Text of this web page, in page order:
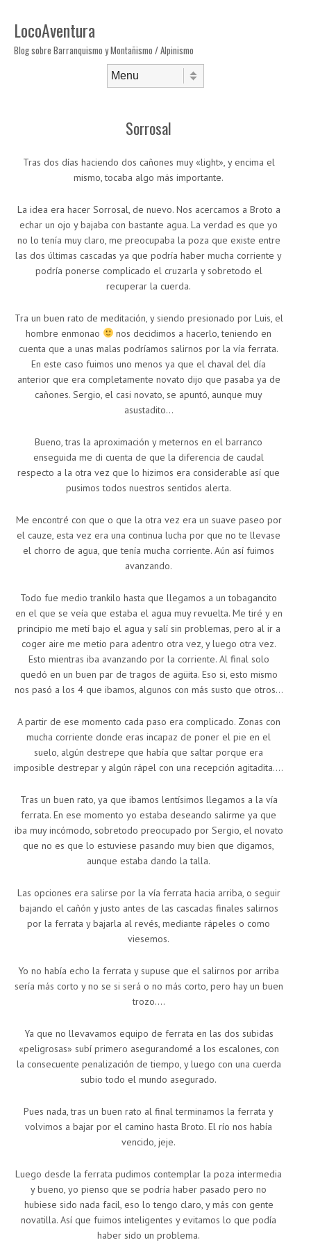
LocoAventura
Blog sobre Barranquismo y Montañismo / Alpinismo
Sorrosal
Tras dos días haciendo dos cañones muy «light», y encima el
mismo, tocaba algo más importante.
La idea era hacer Sorrosal, de nuevo. Nos acercamos a Broto a
echar un ojo y bajaba con bastante agua. La verdad es que yo
no lo tenía muy claro, me preocupaba la poza que existe entre
las dos últimas cascadas ya que podría haber mucha corriente y
podría ponerse complicado el cruzarla y sobretodo el
recuperar la cuerda.
Tra un buen rato de meditación, y siendo presionado por Luis, el
hombre enmonao
nos decidimos a hacerlo, teniendo en
cuenta que a unas malas podríamos salirnos por la vía ferrata.
En este caso fuimos uno menos ya que el chaval del día
anterior que era completamente novato dijo que pasaba ya de
cañones. Sergio, el casi novato, se apuntó, aunque muy
asustadito…
Bueno, tras la aproximación y meternos en el barranco
enseguida me di cuenta de que la diferencia de caudal
respecto a la otra vez que lo hizimos era considerable así que
pusimos todos nuestros sentidos alerta.
Me encontré con que o que la otra vez era un suave paseo por
el cauze, esta vez era una continua lucha por que no te llevase
el chorro de agua, que tenía mucha corriente. Aún así fuimos
avanzando.
Todo fue medio trankilo hasta que llegamos a un tobagancito
en el que se veía que estaba el agua muy revuelta. Me tiré y en
principio me metí bajo el agua y salí sin problemas, pero al ir a
coger aire me metio para adentro otra vez, y luego otra vez.
Esto mientras iba avanzando por la corriente. Al final solo
quedó en un buen par de tragos de agüita. Eso si, esto mismo
nos pasó a los 4 que ibamos, algunos con más susto que otros…
A partir de ese momento cada paso era complicado. Zonas con
mucha corriente donde eras incapaz de poner el pie en el
suelo, algún destrepe que había que saltar porque era
imposible destrepar y algún rápel con una recepción agitadita….
Tras un buen rato, ya que ibamos lentísimos llegamos a la vía
ferrata. En ese momento yo estaba deseando salirme ya que
iba muy incómodo, sobretodo preocupado por Sergio, el novato
que no es que lo estuviese pasando muy bien que digamos,
aunque estaba dando la talla.
Las opciones era salirse por la vía ferrata hacia arriba, o seguir
bajando el cañón y justo antes de las cascadas finales salirnos
por la ferrata y bajarla al revés, mediante rápeles o como
viesemos.
Yo no había echo la ferrata y supuse que el salirnos por arriba
sería más corto y no se si será o no más corto, pero hay un buen
trozo….
Ya que no llevavamos equipo de ferrata en las dos subidas
«peligrosas» subí primero asegurandomé a los escalones, con
la consecuente penalización de tiempo, y luego con una cuerda
subio todo el mundo asegurado.
Pues nada, tras un buen rato al final terminamos la ferrata y
volvimos a bajar por el camino hasta Broto. El río nos había
vencido, jeje.
Luego desde la ferrata pudimos contemplar la poza intermedia
y bueno, yo pienso que se podría haber pasado pero no
hubiese sido nada facil, eso lo tengo claro, y más con gente
novatilla. Así que fuimos inteligentes y evitamos lo que podía
haber sido un problema.